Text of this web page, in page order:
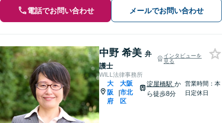
電話でお問い合わせ メールでお問い合わせ
中野 希美 弁
護士
インタビューを
見る
WILL法律事務所
大
阪
府
|
大阪
市北
区
淀屋橋駅 か
ら徒歩8分
営業時間：本
日定休日